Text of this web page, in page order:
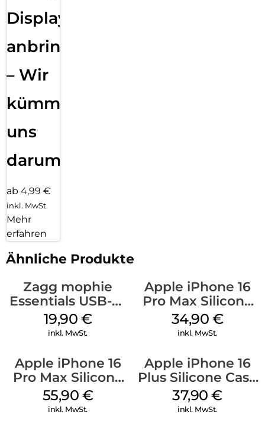
Displayfolie
anbringen
– Wir
kümmern
uns
darum!
ab 4,99 €
inkl. MwSt.
Mehr
erfahren
Ähnliche Produkte
Zagg mophie
Essentials USB-C-
20W Charger PD
Weiß
19,90 €
inkl. MwSt.
Apple iPhone 16
Pro Max Silicone
Case MagSafe
Denim
34,90 €
inkl. MwSt.
Apple iPhone 16
Pro Max Silicone
Case MagSafe
Stone Gray
55,90 €
inkl. MwSt.
Apple iPhone 16
Plus Silicone Case
MagSafe Lake
Green
37,90€
inkl. MwSt.